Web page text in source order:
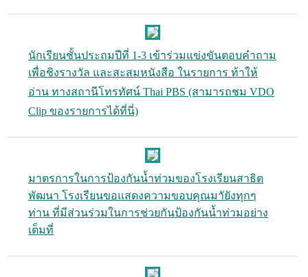
นักเรียนชั้นประถมปีที่ 1-3 เข้าร่วมแข่งขันตอบคำถาม
เพื่อชิงรางวัล และสะสมหนังสือ ในรายการ ท้าให้
อ่าน ทางสถานีโทรทัศน์ Thai PBS (สามารถชม VDO
Clip ของรายการได้ที่นี่)
มาตรการในการป้องกันน้ำท่วมของโรงเรียนสาธิต
พัฒนา โรงเรียนขอแสดงความขอบคุณมาัยังทุกๆ
ท่าน ที่มีส่วนร่วมในการช่วยกันป้องกันน้ำท่วมอย่าง
เต็มที่